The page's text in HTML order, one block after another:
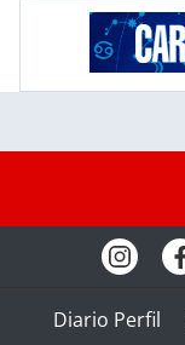
Diario Perfil